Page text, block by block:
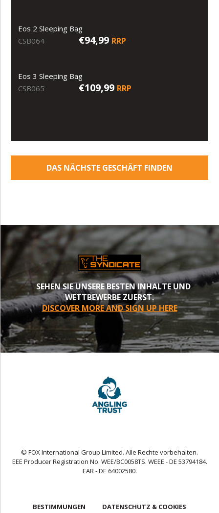
Eos 2 Sleeping Bag
CSB064
€94,99 RRP
Eos 3 Sleeping Bag
CSB065
€109,99 RRP
DAS NÄCHSTE GESCHÄFT FINDEN
SEHEN SIE UNSERE BESTEN INHALTE UND
WETTBEWERBE ZUERST.
DISCOVER MORE AND SIGN UP HERE
© FOX International Group Limited. Alle Rechte vorbehalten.
EEE Producer Registration No. WEE/BC0058TS. WEEE - DE 53794184.
EAR - DE 64002580.
BESTIMMUNGEN DATENSCHUTZ & COOKIES